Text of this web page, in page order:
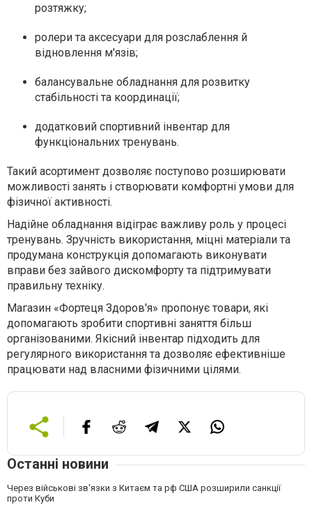
розтяжку;
ролери та аксесуари для розслаблення й
відновлення м'язів;
балансувальне обладнання для розвитку
стабільності та координації;
додатковий спортивний інвентар для
функціональних тренувань.
Такий асортимент дозволяє поступово розширювати
можливості занять і створювати комфортні умови для
фізичної активності.
Надійне обладнання відіграє важливу роль у процесі
тренувань. Зручність використання, міцні матеріали та
продумана конструкція допомагають виконувати
вправи без зайвого дискомфорту та підтримувати
правильну техніку.
Магазин «Фортеця Здоров'я» пропонує товари, які
допомагають зробити спортивні заняття більш
організованими. Якісний інвентар підходить для
регулярного використання та дозволяє ефективніше
працювати над власними фізичними цілями.
Останні новини
Через військові зв'язки з Китаєм та рф США розширили санкції
проти Куби